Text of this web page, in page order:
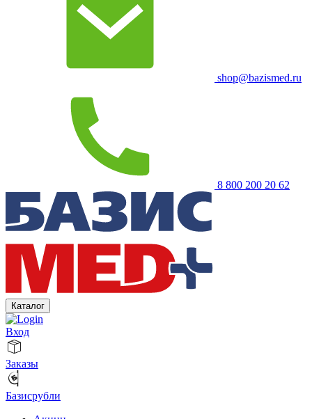
shop@bazismed.ru
8 800 200 20 62
Каталог
Вход
Заказы
Базисрубли